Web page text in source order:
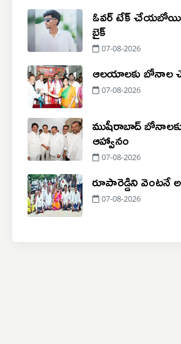
ఓవర్ టేక్ చేయబోయి
బైక్
07-08-2026
ఆలయాలకు బోనాల
07-08-2026
ముషీరాబాద్ బోనాలకు
ఆహ్వానం
07-08-2026
రూపారెడ్డిని వెంటనే
07-08-2026